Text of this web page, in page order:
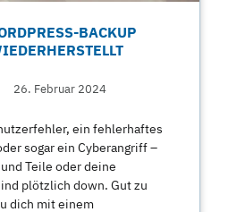
BACKUP
26. Februar 2024
ein fehlerhaftes
sogar ein Cyberangriff –
Teile oder deine
plötzlich down. Gut zu
dich mit einem